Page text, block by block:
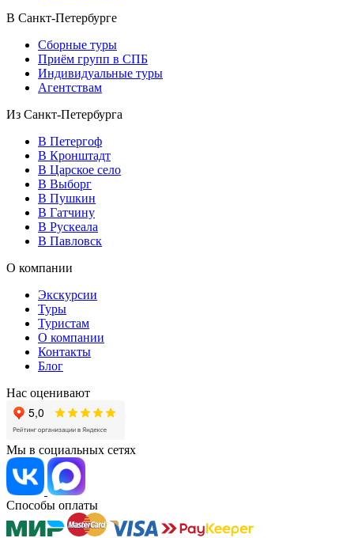
В Санкт-Петербурге
Сборные туры
Приём групп в СПБ
Индивидуальные туры
Агентствам
Из Санкт-Петербурга
В Петергоф
В Кронштадт
В Царское село
В Выборг
В Пушкин
В Гатчину
В Рускеала
В Павловск
О компании
Экскурсии
Туры
Туристам
О компании
Контакты
Блог
Нас оценивают
Мы в социальных сетях
Способы оплаты